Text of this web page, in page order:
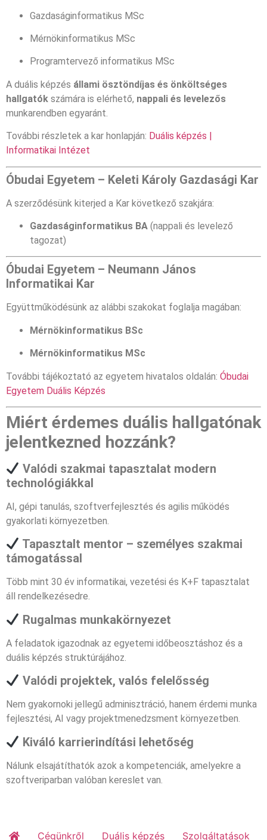
Gazdaságinformatikus MSc
Mérnökinformatikus MSc
Programtervező informatikus MSc
A duális képzés állami ösztöndíjas és önköltséges
hallgatók számára is elérhető, nappali és levelezős
munkarendben egyaránt.
További részletek a kar honlapján: Duális képzés |
Informatikai Intézet
Óbudai Egyetem – Keleti Károly Gazdasági Kar
A szerződésünk kiterjed a Kar következő szakjára:
Gazdaságinformatikus BA (nappali és levelező
tagozat)
Óbudai Egyetem – Neumann János
Informatikai Kar
Együttműködésünk az alábbi szakokat foglalja magában:
Mérnökinformatikus BSc
Mérnökinformatikus MSc
További tájékoztató az egyetem hivatalos oldalán: Óbudai
Egyetem Duális Képzés
Miért érdemes duális hallgatónak
jelentkezned hozzánk?
Valódi szakmai tapasztalat modern
technológiákkal
AI, gépi tanulás, szoftverfejlesztés és agilis működés
gyakorlati környezetben.
Tapasztalt mentor – személyes szakmai
támogatással
Több mint 30 év informatikai, vezetési és K+F tapasztalat
áll rendelkezésedre.
Rugalmas munkakörnyezet
A feladatok igazodnak az egyetemi időbeosztáshoz és a
duális képzés struktúrájához.
Valódi projektek, valós felelősség
Nem gyakornoki jellegű adminisztráció, hanem érdemi munka
fejlesztési, AI vagy projektmenedzsment környezetben.
Kiváló karrierindítási lehetőség
Nálunk elsajátíthatók azok a kompetenciák, amelyekre a
szoftveriparban valóban kereslet van.
Cégünkről Duális képzés Szolgáltatások